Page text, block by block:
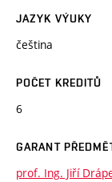
JAZYK VÝUKY
čeština
POČET KREDITŮ
6
GARANT
prof. Ing. Jiří